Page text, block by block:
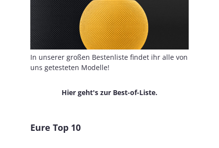
In unserer großen Bestenliste findet ihr alle von
uns getesteten Modelle!
Hier geht's zur Best-of-Liste.
Eure Top 10